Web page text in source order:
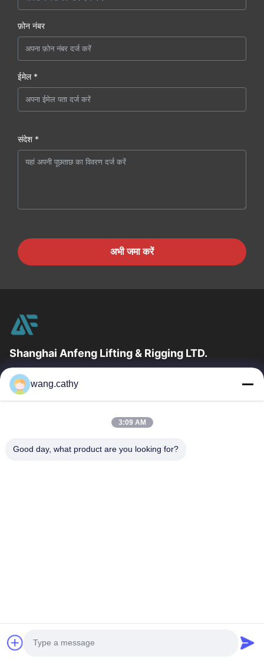
फ़ोन नंबर
ईमेल *
संदेश *
अभी जमा करें
Shanghai Anfeng Lifting & Rigging LTD.
उद्योग में 20 वर्षों के अनुभव के साथ, हम अपने ग्राहकों को प्रीमियम लिफ्टिंग और
हेराफेरी उत्पादों और कस्टम-डिज़ाइन किए गए लिफ्टिंग समाधान प्रदान...
त्वरित लिंक
उत्पादों
वीडियो
हमारे बारे में
wang.cathy
3:09 AM
Good day, what product are you looking for?